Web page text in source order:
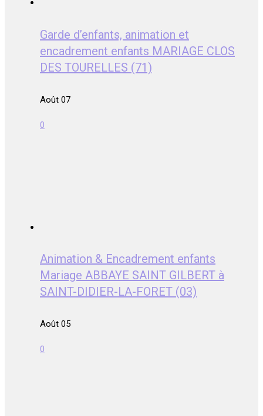
Garde d’enfants, animation et
encadrement enfants MARIAGE CLOS
DES TOURELLES (71)
Août 07
0
Animation & Encadrement enfants
Mariage ABBAYE SAINT GILBERT à
SAINT-DIDIER-LA-FORET (03)
Août 05
0